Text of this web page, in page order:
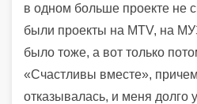
в одном больше проекте не
были проекты на MTV, на
было тоже, а вот только
«Счастливы вместе»,
отказывалась, и меня долго